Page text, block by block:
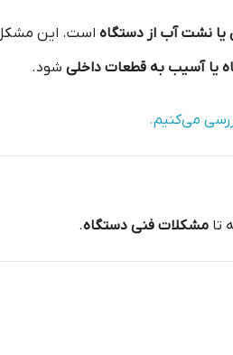
یا نشت آب از دستگاه است. این مشکل
یا آسیب به قطعات داخلی شود.
می‌کنیم.
تا مشکلات فنی دستگاه.